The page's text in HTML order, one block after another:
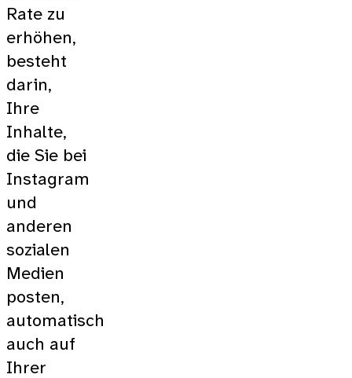
Rate zu
erhöhen,
besteht
darin,
Ihre
Inhalte,
die Sie bei
Instagram
und
anderen
sozialen
Medien
posten,
automatisch
auch auf
Ihrer